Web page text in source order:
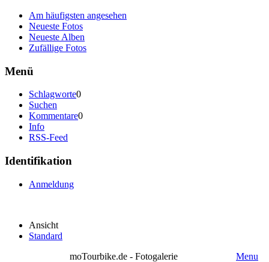
Am häufigsten angesehen
Neueste Fotos
Neueste Alben
Zufällige Fotos
Menü
Schlagworte0
Suchen
Kommentare0
Info
RSS-Feed
Identifikation
Anmeldung
Ansicht
Standard
moTourbike.de - Fotogalerie
Menu